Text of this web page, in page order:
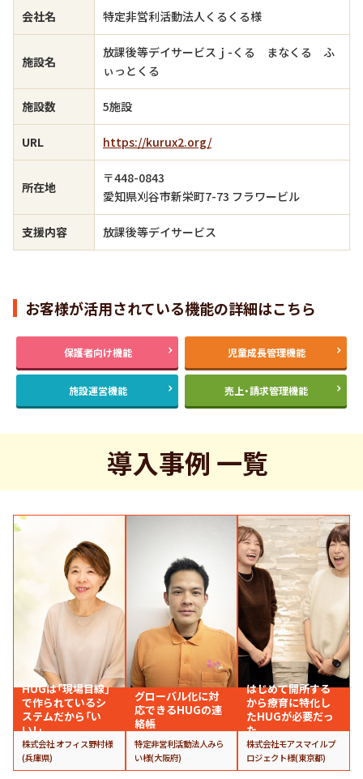
会社名 特定非営利活動法人くるくる様
施設名
放課後等デイサービスｊ-くる まなくる ふ
ぃっとくる
施設数 5施設
URL https://kurux2.org/
所在地
〒448-0843
愛知県刈谷市新栄町7-73 フラワービル
支援内容 放課後等デイサービス
お客様が活用されている機能の詳細はこちら
保護者向け機能 児童成長管理機能
施設運営機能 売上・請求管理機能
導入事例 一覧
HUGは「現場目線」
で作られているシ
ステムだから「い
い！」
株式会社 オフィス野村様
(兵庫県)
グローバル化に対
応できるHUGの連
絡帳
特定非営利活動法人みら
い様(大阪府)
はじめて開所する
から療育に特化し
たHUGが必要だっ
た
株式会社モアスマイルプ
ロジェクト様(東京都)